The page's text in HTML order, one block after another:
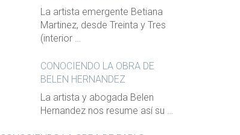
La artista emergente Betiana
Martinez, desde Treinta y Tres
(interior …
CONOCIENDO LA OBRA DE
BELEN HERNANDEZ
La artista y abogada Belen
Hernandez nos resume así su …